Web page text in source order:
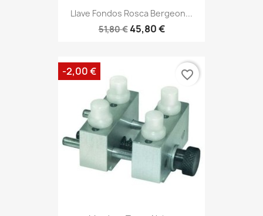
Llave Fondos Rosca Bergeon...
51,80 €45,80 €
-2,00 € favorite_border